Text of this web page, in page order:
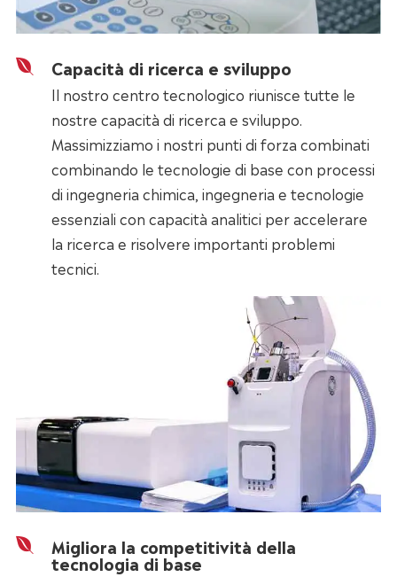
Capacità di ricerca e sviluppo
Il nostro centro tecnologico riunisce tutte le
nostre capacità di ricerca e sviluppo.
Massimizziamo i nostri punti di forza combinati
combinando le tecnologie di base con processi
di ingegneria chimica, ingegneria e tecnologie
essenziali con capacità analitici per accelerare
la ricerca e risolvere importanti problemi
tecnici.
Migliora la competitività della
tecnologia di base